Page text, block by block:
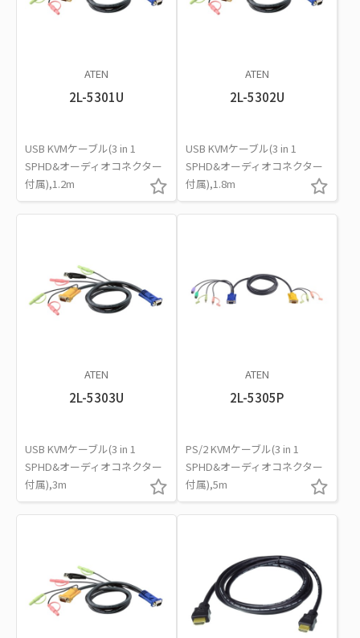
ATEN
2L-5301U
USB KVMケーブル(3 in 1
SPHD&オーディオコネクター
付属),1.2m
ATEN
2L-5302U
USB KVMケーブル(3 in 1
SPHD&オーディオコネクター
付属),1.8m
ATEN
2L-5303U
USB KVMケーブル(3 in 1
SPHD&オーディオコネクター
付属),3m
ATEN
2L-5305P
PS/2 KVMケーブル(3 in 1
SPHD&オーディオコネクター
付属),5m